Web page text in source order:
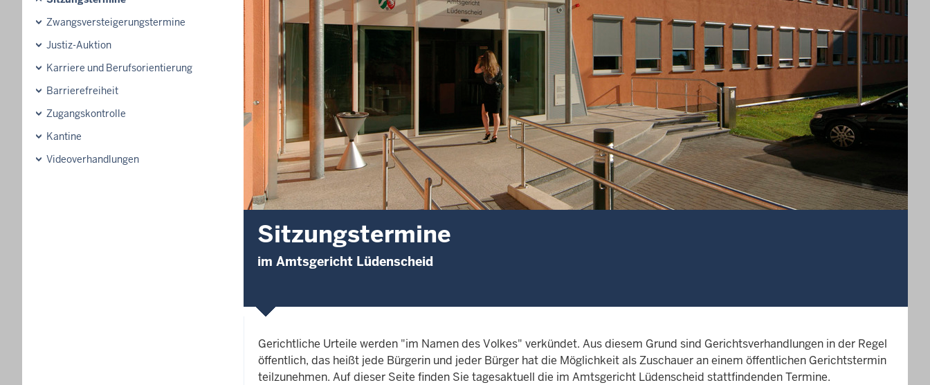
Zwangsversteigerungs­termine
Justiz-Auktion
Karriere und Berufsorientierung
Barrierefreiheit
Zugangskontrolle
Kantine
Videoverhandlungen
Sitzungstermine
im Amtsgericht Lüdenscheid
Gerichtliche Urteile werden "im Namen des Volkes" verkündet. Aus diesem Grund sind Gerichtsverhandlungen in der Regel
öffentlich, das heißt jede Bürgerin und jeder Bürger hat die Möglichkeit als Zuschauer an einem öffentlichen Gerichtstermin
teilzunehmen. Auf dieser Seite finden Sie tagesaktuell die im Amtsgericht Lüdenscheid stattfindenden Termine.